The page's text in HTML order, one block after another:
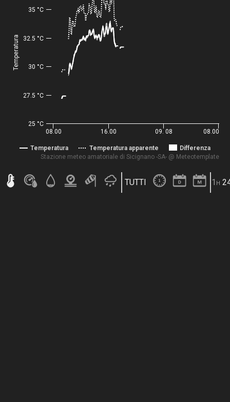
Temperatura
Temperatura Temperatura apparente Differenza
09. 08
08.00 16.00 08.00
25 °C
27.5 °C
30 °C
32.5 °C
35 °C
Stazione meteo amatoriale di Sicignano -SA- @ Meteotemplate
TUTTI 1h